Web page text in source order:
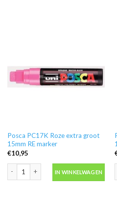
Posca PC17K Roze extra groot
15mm RE marker
€10,95
IN WINKELWAGEN